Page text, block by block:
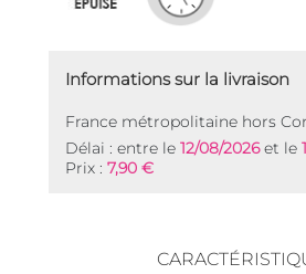
Informations sur la livraison
France métropolitaine hors
Délai : entre le 12/08/2026et le
Prix : 7,90 €